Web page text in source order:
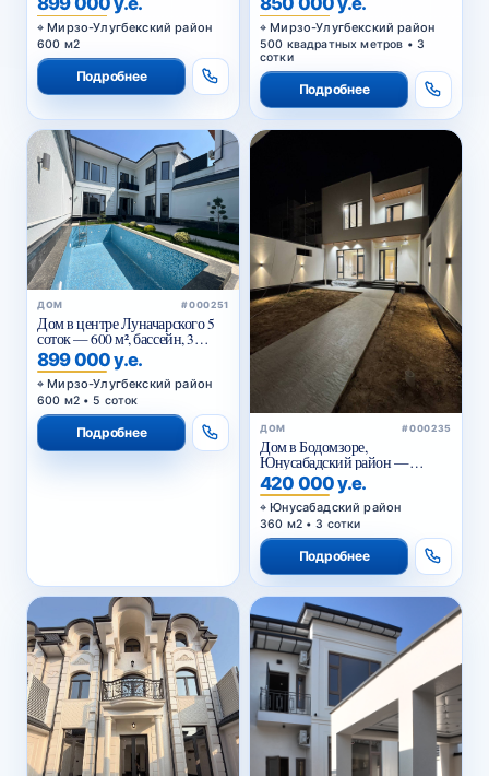
Мирзо-Улугбекский район
600 м2
Подробнее
Мирзо-Улугбекский район
500 квадратных метров • 3
сотки
Подробнее
ДОМ #000251
Дом в центре Луначарского 5
соток — 600 м², бассейн, 3
уровня
899 000 у.е.
Мирзо-Улугбекский район
600 м2 • 5 соток
Подробнее ДОМ #000235
Дом в Бодомзоре,
Юнусабадский район —
купить дом в Ташкенте 360 м² с
качественным ремонтом
420 000 у.е.
Юнусабадский район
360 м2 • 3 сотки
Подробнее